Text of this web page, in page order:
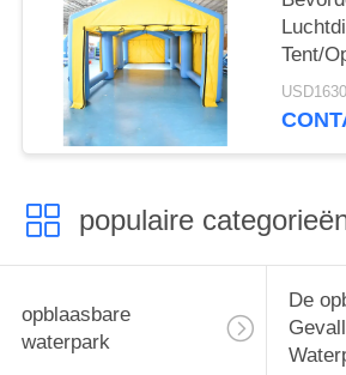
Tent/
populaire
opblaasbare
waterpark
De